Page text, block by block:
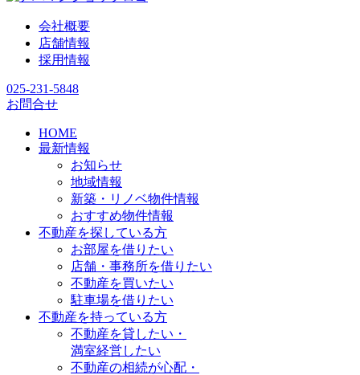
会社概要
店舗情報
採用情報
025-231-5848
お問合せ
HOME
最新情報
お知らせ
地域情報
新築・リノベ物件情報
おすすめ物件情報
不動産を探している方
お部屋を借りたい
店舗・事務所を借りたい
不動産を買いたい
駐車場を借りたい
不動産を持っている方
不動産を貸したい・
満室経営したい
不動産の相続が心配・